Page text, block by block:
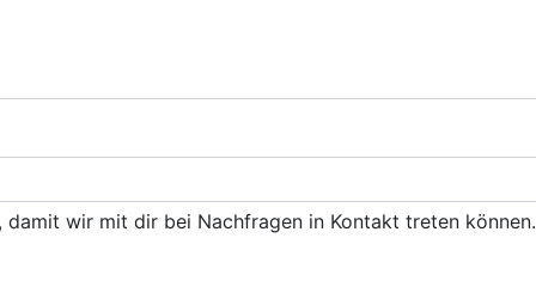
damit wir mit dir bei Nachfragen in Kontakt treten können.